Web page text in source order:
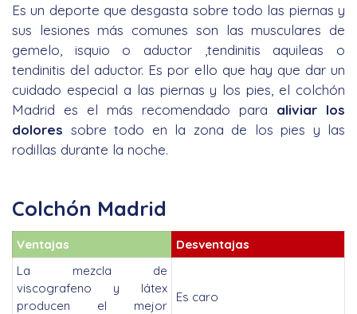
Es un deporte que desgasta sobre todo las piernas y
sus lesiones más comunes son las musculares de
gemelo, isquio o aductor ,tendinitis aquileas o
tendinitis del aductor. Es por ello que hay que dar un
cuidado especial a las piernas y los pies, el colchón
Madrid es el más recomendado para aliviar los
dolores sobre todo en la zona de los pies y las
rodillas durante la noche.
Colchón Madrid
Ventajas
Desventajas
La mezcla de
viscografeno y látex
producen el mejor
Es caro